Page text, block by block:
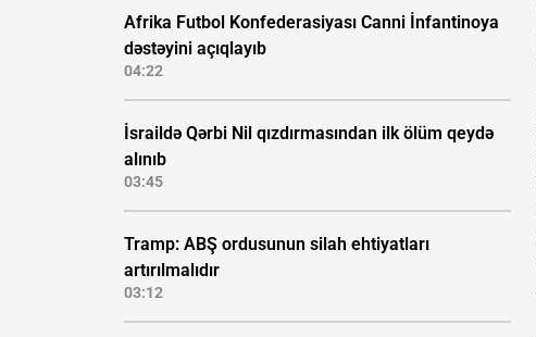
Afrika Futbol Konfederasiyası Canni İnfantinoya
dəstəyini açıqlayıb
04:22
İsraildə Qərbi Nil qızdırmasından ilk ölüm qeydə
alınıb
03:45
Tramp: ABŞ ordusunun silah ehtiyatları
artırılmalıdır
03:12